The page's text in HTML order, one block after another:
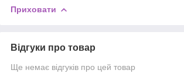
Приховати
Відгуки про товар
Ще немає відгуків про цей товар